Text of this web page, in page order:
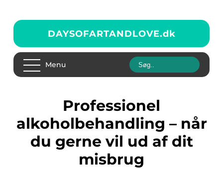
DAYSOFARTANDLOVE.dk
Menu
Professionel
alkoholbehandling – når
du gerne vil ud af dit
misbrug